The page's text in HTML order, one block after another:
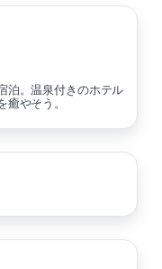
泊。温泉付きのホテル
やそう。